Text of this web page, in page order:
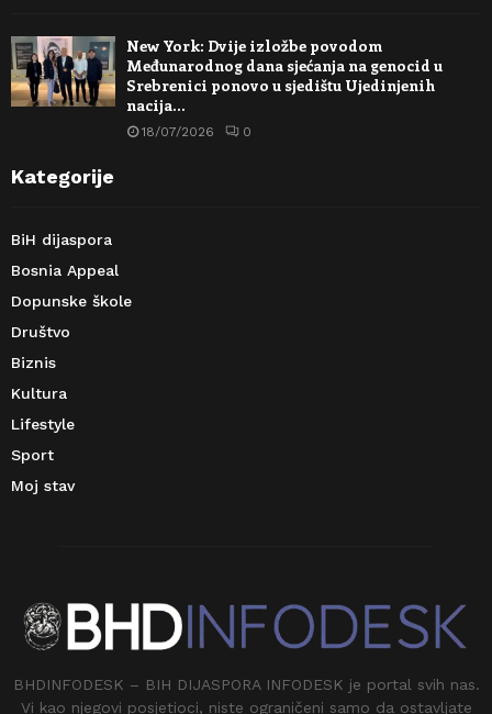
New York: Dvije izložbe povodom
Međunarodnog dana sjećanja na genocid u
Srebrenici ponovo u sjedištu Ujedinjenih
nacija…
18/07/2026 0
Kategorije
BiH dijaspora
Bosnia Appeal
Dopunske škole
Društvo
Biznis
Kultura
Lifestyle
Sport
Moj stav
BHDINFODESK – BIH DIJASPORA INFODESK je portal svih nas.
Vi kao njegovi posjetioci, niste ograničeni samo da ostavljate